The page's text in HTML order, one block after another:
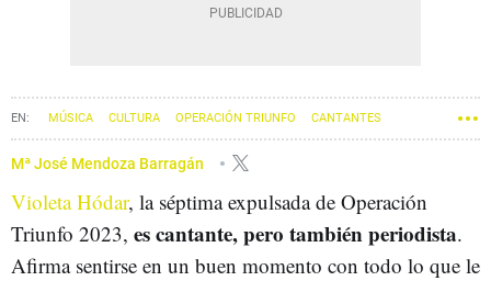
MÚSICA CULTURA OPERACIÓN TRIUNFO CANTANTES
Mª José Mendoza Barragán
Violeta Hódar, la séptima expulsada de Operación
Triunfo 2023, es cantante, pero también periodista.
Afirma sentirse en un buen momento con todo lo que le